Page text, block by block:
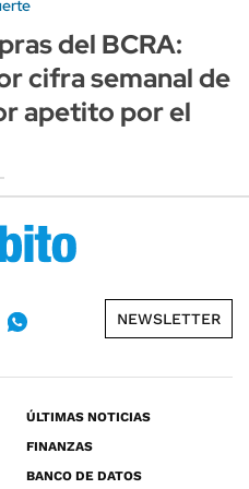
del BCRA:
cifra semanal de
apetito por el
NEWSLETTER
ÚLTIMAS NOTICIAS
FINANZAS
BANCO DE DATOS